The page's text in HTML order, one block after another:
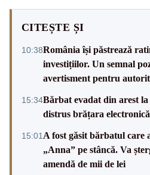
CITEȘTE ȘI
10:38România își păstrează
investițiilor. Un semnal
avertisment pentru
15:34Bărbat evadat din arest
distrus brățara
15:01 A fost găsit bărbatul care
„Anna” pe stâncă. Va
amendă de mii de lei